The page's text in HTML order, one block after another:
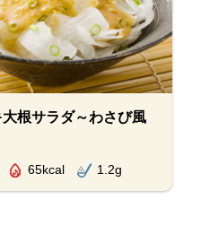
根サラダ～わさび風
65kcal 1.2g